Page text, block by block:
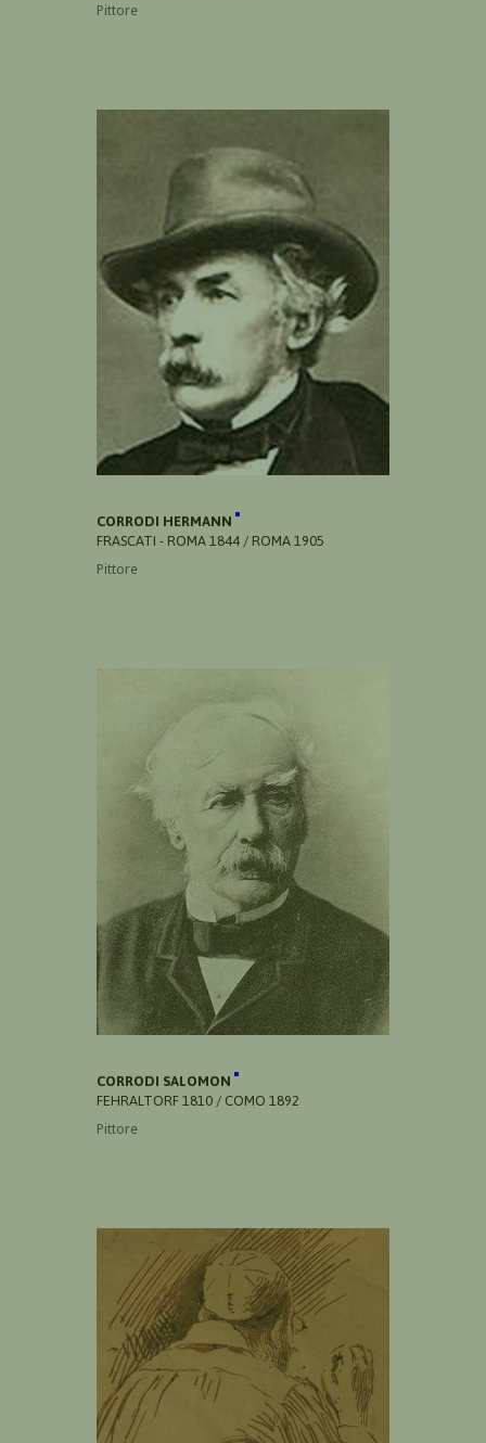
Pittore
CORRODI HERMANN
FRASCATI - ROMA 1844 / ROMA 1905
Pittore
CORRODI SALOMON
FEHRALTORF 1810 / COMO 1892
Pittore